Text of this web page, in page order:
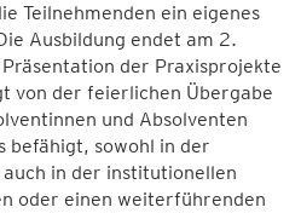
Teilnehmenden ein eigenes
Ausbildung endet am 2.
der Praxisprojekte
von der feierlichen Übergabe
und Absolventen
befähigt, sowohl in der
in der institutionellen
oder einen weiterführenden